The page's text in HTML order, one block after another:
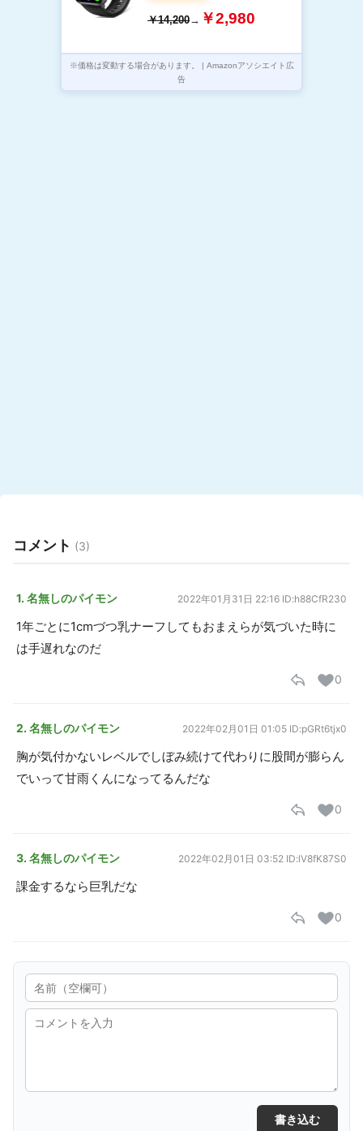
￥14,200→ ￥2,980
※価格は変動する場合があります。 | Amazonアソシエイト広
告
コメント (3)
1. 名無しのパイモン 2022年01月31日 22:16 ID:h88CfR230
1年ごとに1cmづつ乳ナーフしてもおまえらが気づいた時に
は手遅れなのだ
0
2. 名無しのパイモン 2022年02月01日 01:05 ID:pGRt6tjx0
胸が気付かないレベルでしぼみ続けて代わりに股間が膨らん
でいって甘雨くんになってるんだな
0
3. 名無しのパイモン 2022年02月01日 03:52 ID:lV8fK87S0
課金するなら巨乳だな
0
書き込む